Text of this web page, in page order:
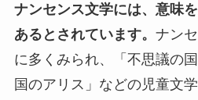
ナンセンス文学には、意味
あるとされています。 ナン
に多くみられ、「不思議の
国のアリス」などの児童文